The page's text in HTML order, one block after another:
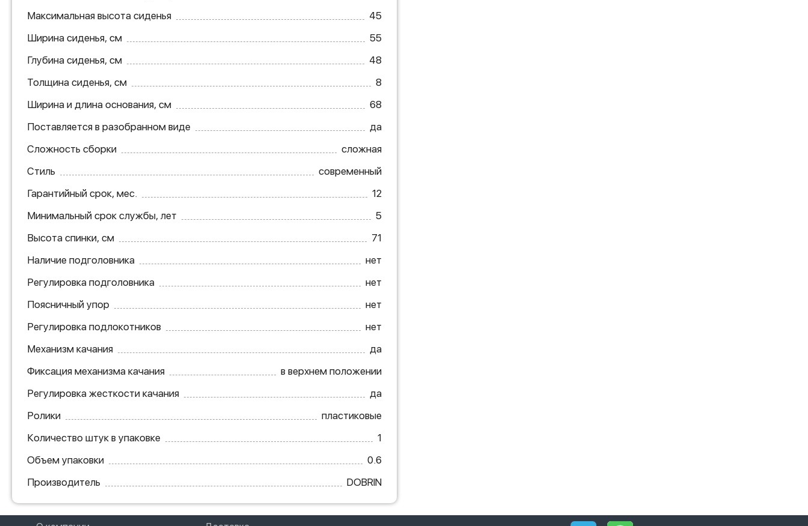
Максимальная высота сиденья
45
Ширина сиденья, см
55
Глубина сиденья, см
48
Толщина сиденья, см
8
Ширина и длина основания, см
68
Поставляется в разобранном виде
да
Сложность сборки
сложная
Стиль
современный
Гарантийный срок, мес.
12
Минимальный срок службы, лет
5
Высота спинки, см
71
Наличие подголовника
нет
Регулировка подголовника
нет
Поясничный упор
нет
Регулировка подлокотников
нет
Механизм качания
да
Фиксация механизма качания
в верхнем положении
Регулировка жесткости качания
да
Ролики
пластиковые
Количество штук в упаковке
1
Объем упаковки
0.6
Производитель
DOBRIN